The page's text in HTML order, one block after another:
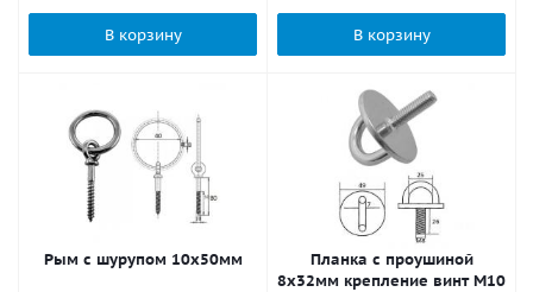
В корзину В корзину
Рым c шурупом 10х50мм
Планка с проушиной
8x32мм крепление винт M10